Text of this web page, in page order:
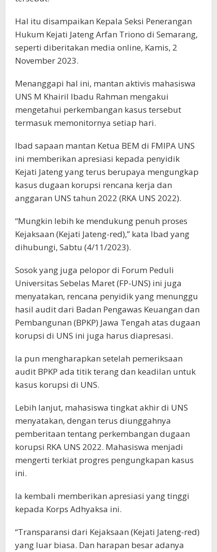
Hal itu disampaikan Kepala Seksi Penerangan
Hukum Kejati Jateng Arfan Triono di Semarang,
seperti diberitakan media online, Kamis, 2
November 2023.
Menanggapi hal ini, mantan aktivis mahasiswa
UNS M Khairil Ibadu Rahman mengakui
mengetahui perkembangan kasus tersebut
termasuk memonitornya setiap hari.
Ibad sapaan mantan Ketua BEM di FMIPA UNS
ini memberikan apresiasi kepada penyidik
Kejati Jateng yang terus berupaya mengungkap
kasus dugaan korupsi rencana kerja dan
anggaran UNS tahun 2022 (RKA UNS 2022).
“Mungkin lebih ke mendukung penuh proses
Kejaksaan (Kejati Jateng-red),” kata Ibad yang
dihubungi, Sabtu (4/11/2023).
Sosok yang juga pelopor di Forum Peduli
Universitas Sebelas Maret (FP-UNS) ini juga
menyatakan, rencana penyidik yang menunggu
hasil audit dari Badan Pengawas Keuangan dan
Pembangunan (BPKP) Jawa Tengah atas dugaan
korupsi di UNS ini juga harus diapresasi.
Ia pun mengharapkan setelah pemeriksaan
audit BPKP ada titik terang dan keadilan untuk
kasus korupsi di UNS.
Lebih lanjut, mahasiswa tingkat akhir di UNS
menyatakan, dengan terus diunggahnya
pemberitaan tentang perkembangan dugaan
korupsi RKA UNS 2022. Mahasiswa menjadi
mengerti terkiat progres pengungkapan kasus
ini.
Ia kembali memberikan apresiasi yang tinggi
kepada Korps Adhyaksa ini.
“Transparansi dari Kejaksaan (Kejati Jateng-red)
yang luar biasa. Dan harapan besar adanya